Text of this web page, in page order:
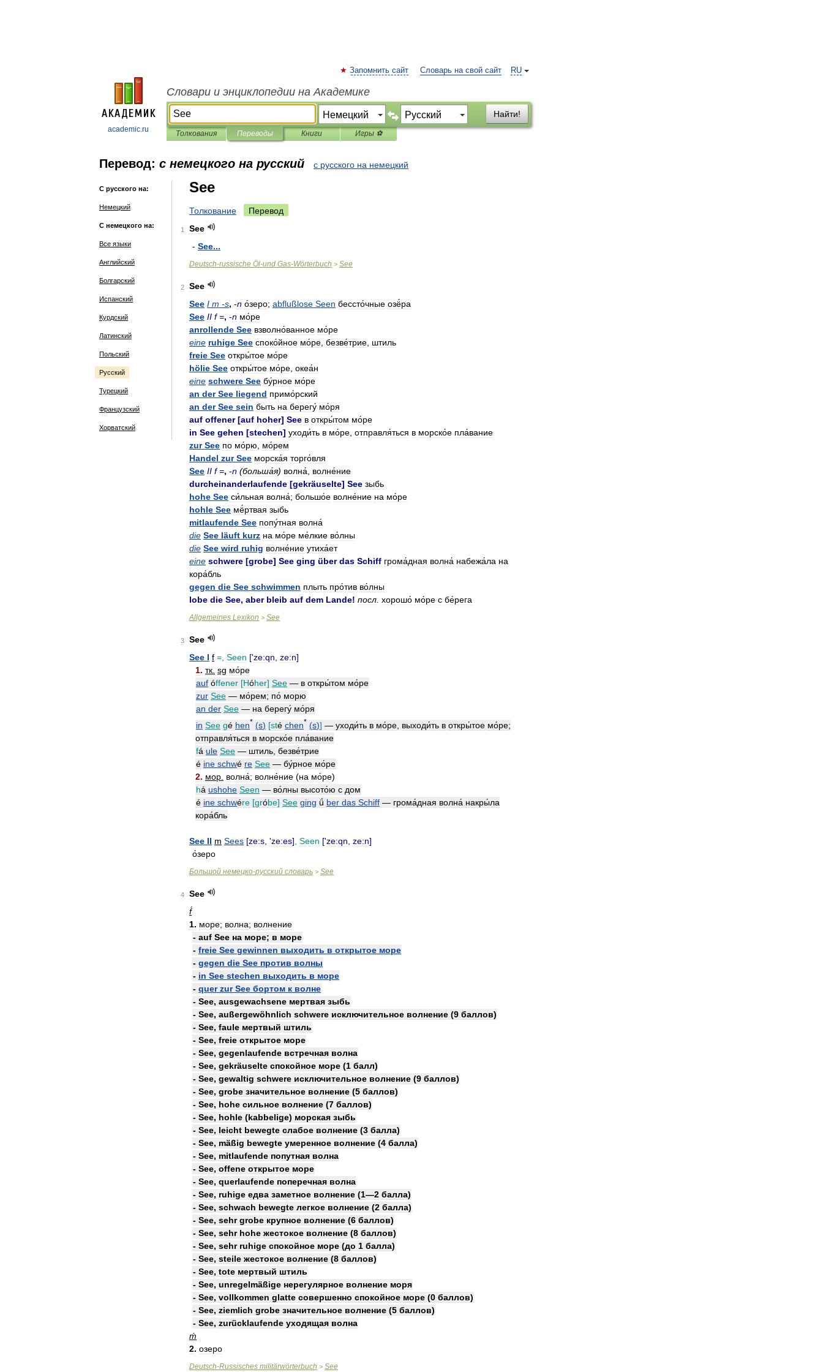
academic.ru
RU
Запомнить сайт Словарь на свой сайт
Словари и энциклопедии на Академике
Найти!
Толкования Переводы Книги Игры ⚽
Перевод: с немецкого на русский с русского на немецкий
С русского на:
Немецкий
С немецкого на:
Все языки
Английский
Болгарский
Испанский
Курдский
Латинский
Польский
Русский
Турецкий
Французский
Хорватский
See
Толкование Перевод
1
See
- See...
Deutsch-russische Öl-und Gas-Wörterbuch > See
2
See
See I m -s, -n о́зеро; abflußlose Seen бессто́чные озё́ра
See II f=, -n мо́ре
anrollende See взволно́ванное мо́ре
eine ruhige See споко́йное мо́ре безве́трие штиль
freie See откры́тое мо́ре
hölie See откры́тое мо́ре океа́н
eine schwere See бу́рное мо́ре
an der See liegend примо́рский
an der See sein быть на берегу́ мо́ря
auf offener[auf hoher] See в откры́том мо́ре
in See gehen [stechen] уходи́ть в мо́ре отправля́ться в морско́е пла́вание
zur See по мо́рю
мо́рем
Handel zur See морска́я торго́вля
See II f=, -n (больша́я) волна́
волне́ние
durcheinanderlaufende [gekräuselte] See зыбь
hohe See си́льная волна́; большо́е волне́ние на мо́ре
hohle See мё́ртвая зыбь
mitlaufende See попу́тная волна́
die See läuft kurz на мо́ре ме́лкие во́лны
die See wird ruhig волне́ние утиха́ет
eine schwere [grobe] See ging über das Schiff грома́дная волна́ набежа́ла на
кора́бль
gegen die See schwimmen плыть про́тив во́лны
lobe die See, aber bleib auf dem Lande! посл хорошо́ мо́ре с бе́рега
Allgemeines Lexikon > See
3
See
See I f =, Seen ['ze:qn ze:n]
1. тк sg мо́ре
auf óffener [Hóher] See — в откры́том мо́ре
zur See — мо́рем; по́ морю
an der See — на берегу́ мо́ря
in See gé hen* (s) [sté chen* (s)] — уходи́ть в мо́ре выходи́ть в откры́тое мо́ре;
отправля́ться в морско́е пла́вание
fá ule See — штиль безве́трие
é ine schwé re See — бу́рное мо́ре
2. мор волна́; волне́ние (на мо́ре)
há ushohe Seen — во́лны высото́ю с дом
é ine schwére [gróbe] See ging ǘ ber das Schiff — грома́дная волна́ накры́ла
кора́бль
See II m Sees [ze:s , 'ze:es] Seen ['ze:qn ze:n]
о́зеро
Большой немецко-русский словарь > See
4
See
f́
1. море; волна; волнение
- auf See на море; в море
- freie See gewinnen выходить в открытое море
- gegen die See против волны
- in See stechen выходить в море
- quer zur See бортом к волне
- See, ausgewachsene мертвая зыбь
- See, außergewöhnlich schwere исключительное волнение (9 баллов)
- See, faule мертвый штиль
- See, freie открытое море
- See, gegenlaufende встречная волна
- See, gekräuselte спокойное море (1 балл)
- See, gewaltig schwere исключительное волнение (9 баллов)
- See, grobe значительное волнение (5 баллов)
- See, hohe сильное волнение (7 баллов)
- See, hohle (kabbelige) морская зыбь
- See, leicht bewegte слабое волнение (3 балла)
- See, mäßig bewegte умеренное волнение (4 балла)
- See, mitlaufende попутная волна
- See, offene открытое море
- See, querlaufende поперечная волна
- See, ruhige едва заметное волнение (1—2 балла)
- See, schwach bewegte легкое волнение (2 балла)
- See, sehr grobe крупное волнение (6 баллов)
- See, sehr hohe жестокое волнение (8 баллов)
- See, sehr ruhige спокойное море (до 1 балла)
- See, steile жестокое волнение (8 баллов)
- See, tote мертвый штиль
- See, unregelmäßige нерегулярное волнение моря
- See, vollkommen glatte совершенно спокойное море (0 баллов)
- See, ziemlich grobe значительное волнение (5 баллов)
- See, zurücklaufende уходящая волна
ḿ
2. озеро
Deutsch-Russisches militärwörterbuch > See